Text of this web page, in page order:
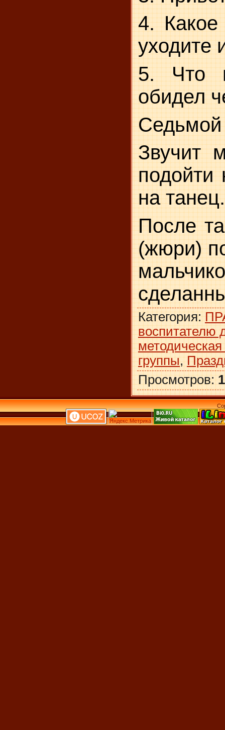
4. Какое
уходите
5. Что
обидел
Седьмой
Звучит
подойти
на танец.
После
(жюри)
Категория:
воспитателю
методическая
группы,
Просмотров: